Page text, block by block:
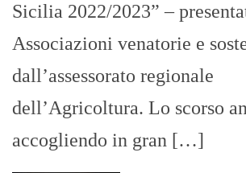
Sicilia 2022/2023” –
Associazioni venatorie e
dall’assessorato regionale
dell’Agricoltura. Lo scorso
accogliendo in gran […]